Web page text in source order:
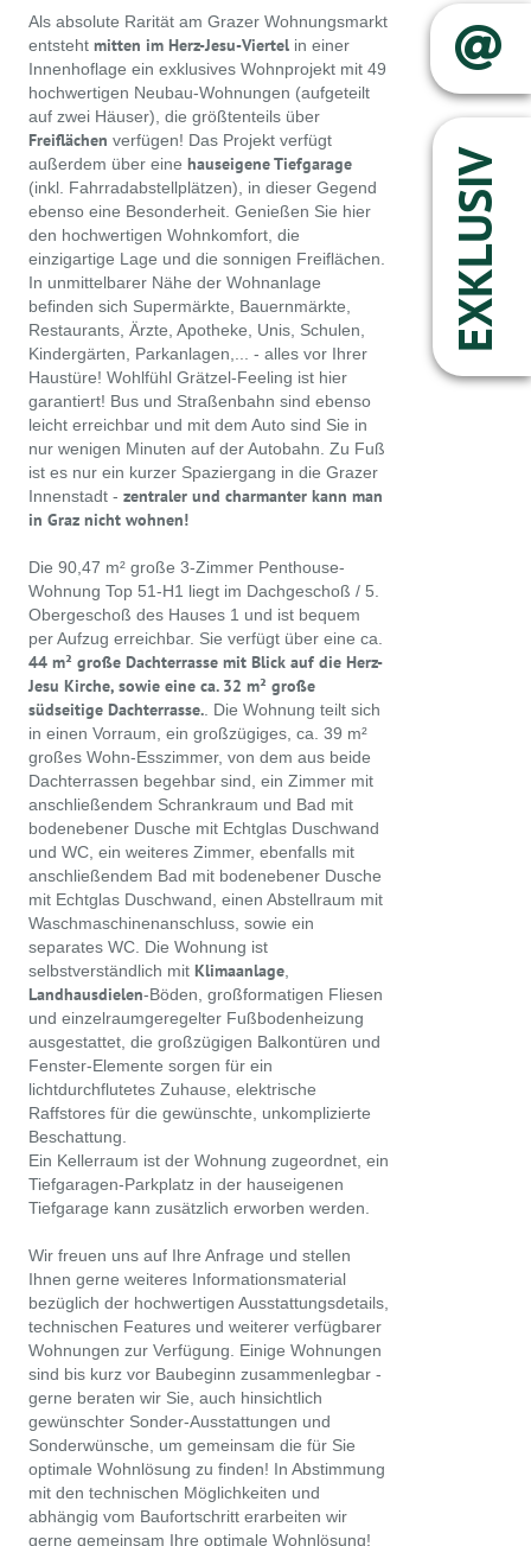
Als absolute Rarität am Grazer Wohnungsmarkt
entsteht mitten im Herz-Jesu-Viertel in einer
Innenhoflage ein exklusives Wohnprojekt mit 49
hochwertigen Neubau-Wohnungen (aufgeteilt
auf zwei Häuser), die größtenteils über
Freiflächen verfügen! Das Projekt verfügt
außerdem über eine hauseigene Tiefgarage
(inkl. Fahrradabstellplätzen), in dieser Gegend
ebenso eine Besonderheit. Genießen Sie hier
den hochwertigen Wohnkomfort, die
einzigartige Lage und die sonnigen Freiflächen.
In unmittelbarer Nähe der Wohnanlage
befinden sich Supermärkte, Bauernmärkte,
Restaurants, Ärzte, Apotheke, Unis, Schulen,
Kindergärten, Parkanlagen,... - alles vor Ihrer
Haustüre! Wohlfühl Grätzel-Feeling ist hier
garantiert! Bus und Straßenbahn sind ebenso
leicht erreichbar und mit dem Auto sind Sie in
nur wenigen Minuten auf der Autobahn. Zu Fuß
ist es nur ein kurzer Spaziergang in die Grazer
Innenstadt - zentraler und charmanter kann man
in Graz nicht wohnen!
Die 90,47 m² große 3-Zimmer Penthouse-
Wohnung Top 51-H1 liegt im Dachgeschoß / 5.
Obergeschoß des Hauses 1 und ist bequem
per Aufzug erreichbar. Sie verfügt über eine ca.
44 m² große Dachterrasse mit Blick auf die Herz-
Jesu Kirche, sowie eine ca. 32 m² große
südseitige Dachterrasse. . Die Wohnung teilt sich
in einen Vorraum, ein großzügiges, ca. 39 m²
großes Wohn-Esszimmer, von dem aus beide
Dachterrassen begehbar sind, ein Zimmer mit
anschließendem Schrankraum und Bad mit
bodenebener Dusche mit Echtglas Duschwand
und WC, ein weiteres Zimmer, ebenfalls mit
anschließendem Bad mit bodenebener Dusche
mit Echtglas Duschwand, einen Abstellraum mit
Waschmaschinenanschluss, sowie ein
separates WC. Die Wohnung ist
selbstverständlich mit Klimaanlage
Landhausdielen-Böden, großformatigen Fliesen
und einzelraumgeregelter Fußbodenheizung
ausgestattet, die großzügigen Balkontüren und
Fenster-Elemente sorgen für ein
lichtdurchflutetes Zuhause, elektrische
Raffstores für die gewünschte, unkomplizierte
Beschattung.
Ein Kellerraum ist der Wohnung zugeordnet, ein
Tiefgaragen-Parkplatz in der hauseigenen
Tiefgarage kann zusätzlich erworben werden.
Wir freuen uns auf Ihre Anfrage und stellen
Ihnen gerne weiteres Informationsmaterial
bezüglich der hochwertigen Ausstattungsdetails,
technischen Features und weiterer verfügbarer
Wohnungen zur Verfügung. Einige Wohnungen
sind bis kurz vor Baubeginn zusammenlegbar -
gerne beraten wir Sie, auch hinsichtlich
gewünschter Sonder-Ausstattungen und
Sonderwünsche, um gemeinsam die für Sie
optimale Wohnlösung zu finden! In Abstimmung
mit den technischen Möglichkeiten und
abhängig vom Baufortschritt erarbeiten wir
gerne gemeinsam Ihre optimale Wohnlösung!
EXKLUSIV